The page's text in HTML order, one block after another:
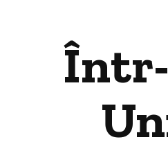
Într-